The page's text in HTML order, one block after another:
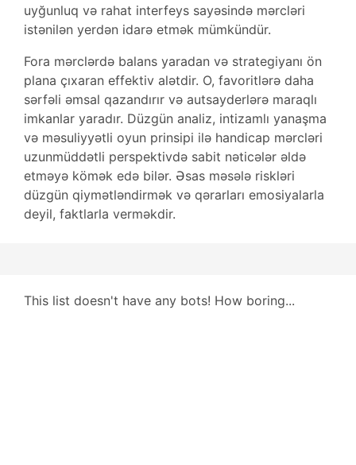
uyğunluq və rahat interfeys sayəsində mərcləri
istənilən yerdən idarə etmək mümkündür.
Fora mərclərdə balans yaradan və strategiyanı ön
plana çıxaran effektiv alətdir. O, favoritlərə daha
sərfəli əmsal qazandırır və autsayderlərə maraqlı
imkanlar yaradır. Düzgün analiz, intizamlı yanaşma
və məsuliyyətli oyun prinsipi ilə handicap mərcləri
uzunmüddətli perspektivdə sabit nəticələr əldə
etməyə kömək edə bilər. Əsas məsələ riskləri
düzgün qiymətləndirmək və qərarları emosiyalarla
deyil, faktlarla verməkdir.
This list doesn't have any bots! How boring...